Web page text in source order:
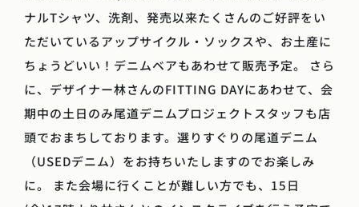
ナルTシャツ、洗剤、発売以来たくさんのご好評をい
ただいているアップサイクル・ソックスや、お土産に
ちょうどいい！デニムベアもあわせて販売予定。 さら
に、デザイナー林さんのFITTING DAYにあわせて、会
期中の土日のみ尾道デニムプロジェクトスタッフも店
頭でおまちしております。選りすぐりの尾道デニム
（USEDデニム）をお持ちいたしますのでお楽しみ
に。 また会場に行くことが難しい方でも、15日